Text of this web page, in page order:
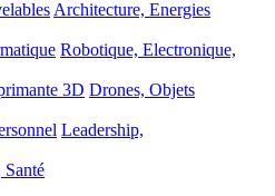
Architecture, Energies
Robotique, Electronique,
3D Drones, Objets
Leadership,